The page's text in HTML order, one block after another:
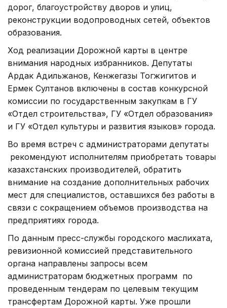
дорог, благоустройству дворов и улиц,
реконструкции водопроводных сетей, объектов
образования.
Ход реализации Дорожной карты в центре
внимания народных избранников. Депутаты
Ардак Адильжанов, Кенжегазы Тогжигитов и
Ермек Султанов включены в состав конкурсной
комиссии по государственным закупкам в ГУ
«Отдел строительства», ГУ «Отдел образования»
и ГУ «Отдел культуры и развития языков» города.
Во время встреч с администраторами депутаты
рекомендуют исполнителям приобретать товары
казахстанских производителей, обратить
внимание на создание дополнительных рабочих
мест для специалистов, оставшихся без работы в
связи с сокращением объемов производства на
предприятиях города.
По данным пресс-службы городского маслихата,
ревизионной комиссией представительного
органа направлены запросы всем
администраторам бюджетных программ по
проведенным тендерам по целевым текущим
трансфертам Дорожной карты. Уже прошли